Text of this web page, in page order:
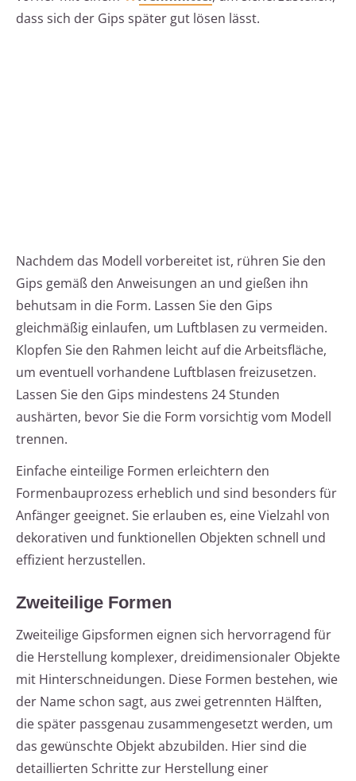
dass sich der Gips später gut lösen lässt.
Nachdem das Modell vorbereitet ist, rühren Sie den
Gips gemäß den Anweisungen an und gießen ihn
behutsam in die Form. Lassen Sie den Gips
gleichmäßig einlaufen, um Luftblasen zu vermeiden.
Klopfen Sie den Rahmen leicht auf die Arbeitsfläche,
um eventuell vorhandene Luftblasen freizusetzen.
Lassen Sie den Gips mindestens 24 Stunden
aushärten, bevor Sie die Form vorsichtig vom Modell
trennen.
Einfache einteilige Formen erleichtern den
Formenbauprozess erheblich und sind besonders für
Anfänger geeignet. Sie erlauben es, eine Vielzahl von
dekorativen und funktionellen Objekten schnell und
effizient herzustellen.
Zweiteilige Formen
Zweiteilige Gipsformen eignen sich hervorragend für
die Herstellung komplexer, dreidimensionaler Objekte
mit Hinterschneidungen. Diese Formen bestehen, wie
der Name schon sagt, aus zwei getrennten Hälften,
die später passgenau zusammengesetzt werden, um
das gewünschte Objekt abzubilden. Hier sind die
detaillierten Schritte zur Herstellung einer